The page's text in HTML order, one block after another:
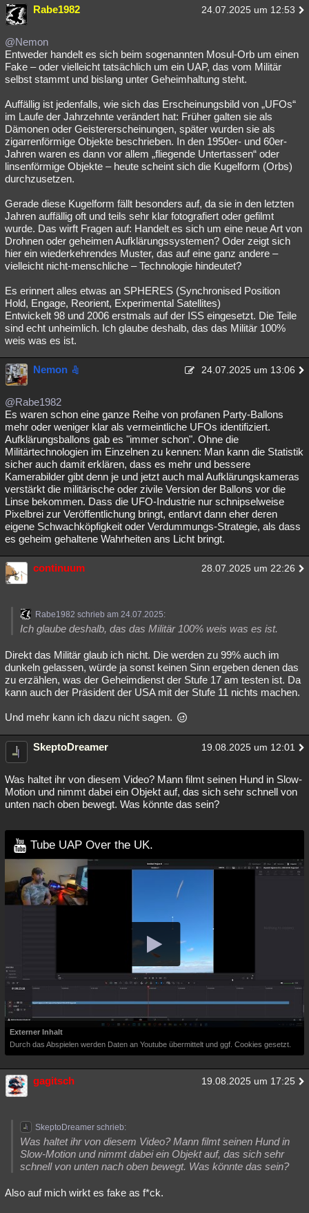
Rabe1982 24.07.2025 um 12:53
@Nemon
Entweder handelt es sich beim sogenannten Mosul-Orb um einen
Fake – oder vielleicht tatsächlich um ein UAP, das vom Militär
selbst stammt und bislang unter Geheimhaltung steht.
Auffällig ist jedenfalls, wie sich das Erscheinungsbild von „UFOs“
im Laufe der Jahrzehnte verändert hat: Früher galten sie als
Dämonen oder Geistererscheinungen, später wurden sie als
zigarrenförmige Objekte beschrieben. In den 1950er- und 60er-
Jahren waren es dann vor allem „fliegende Untertassen“ oder
linsenförmige Objekte – heute scheint sich die Kugelform (Orbs)
durchzusetzen.
Gerade diese Kugelform fällt besonders auf, da sie in den letzten
Jahren auffällig oft und teils sehr klar fotografiert oder gefilmt
wurde. Das wirft Fragen auf: Handelt es sich um eine neue Art von
Drohnen oder geheimen Aufklärungssystemen? Oder zeigt sich
hier ein wiederkehrendes Muster, das auf eine ganz andere –
vielleicht nicht-menschliche – Technologie hindeutet?
Es erinnert alles etwas an SPHERES (Synchronised Position
Hold, Engage, Reorient, Experimental Satellites)
Entwickelt 98 und 2006 erstmals auf der ISS eingesetzt. Die Teile
sind echt unheimlich. Ich glaube deshalb, das das Militär 100%
weis was es ist.
Nemon 24.07.2025 um 13:06
@Rabe1982
Es waren schon eine ganze Reihe von profanen Party-Ballons
mehr oder weniger klar als vermeintliche UFOs identifiziert.
Aufklärungsballons gab es "immer schon". Ohne die
Militärtechnologien im Einzelnen zu kennen: Man kann die Statistik
sicher auch damit erklären, dass es mehr und bessere
Kamerabilder gibt denn je und jetzt auch mal Aufklärungskameras
verstärkt die militärische oder zivile Version der Ballons vor die
Linse bekommen. Dass die UFO-Industrie nur schnipselweise
Pixelbrei zur Veröffentlichung bringt, entlarvt dann eher deren
eigene Schwachköpfigkeit oder Verdummungs-Strategie, als dass
es geheim gehaltene Wahrheiten ans Licht bringt.
continuum 28.07.2025 um 22:26
Rabe1982 schrieb am 24.07.2025:
Ich glaube deshalb, das das Militär 100% weis was es ist.
Direkt das Militär glaub ich nicht. Die werden zu 99% auch im
dunkeln gelassen, würde ja sonst keinen Sinn ergeben denen das
zu erzählen, was der Geheimdienst der Stufe 17 am testen ist. Da
kann auch der Präsident der USA mit der Stufe 11 nichts machen.
Und mehr kann ich dazu nicht sagen.
SkeptoDreamer 19.08.2025 um 12:01
Was haltet ihr von diesem Video? Mann filmt seinen Hund in Slow-
Motion und nimmt dabei ein Objekt auf, das sich sehr schnell von
unten nach oben bewegt. Was könnte das sein?
Tube UAP Over the UK.
Externer Inhalt
Durch das Abspielen werden Daten an Youtube übermittelt und ggf. Cookies gesetzt.
gagitsch 19.08.2025 um 17:25
SkeptoDreamer schrieb:
Was haltet ihr von diesem Video? Mann filmt seinen Hund in
Slow-Motion und nimmt dabei ein Objekt auf, das sich sehr
schnell von unten nach oben bewegt. Was könnte das sein?
Also auf mich wirkt es fake as f*ck.